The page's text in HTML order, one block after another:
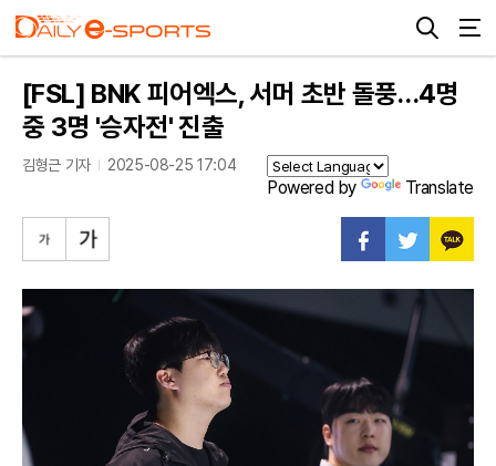
[FSL] BNK 피어엑스, 서머 초반 돌풍…4명
중 3명 '승자전' 진출
김형근 기자 2025-08-25 17:04
Powered by Translate